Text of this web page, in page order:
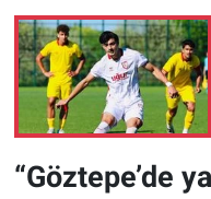
“Göztepe’de